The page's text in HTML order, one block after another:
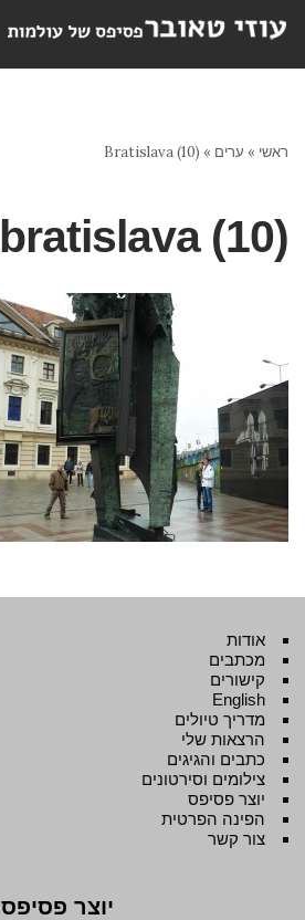
ראשי » ערים »
Bratislava (10)
bratislava (10)
אודות
מכתבים
קישורים
English
מדריך טיולים
הרצאות שלי
כתבים והגיגים
צילומים וסירטונים
יוצר פסיפס
הפינה הפרטית
צור קשר
יוצר פסיפס